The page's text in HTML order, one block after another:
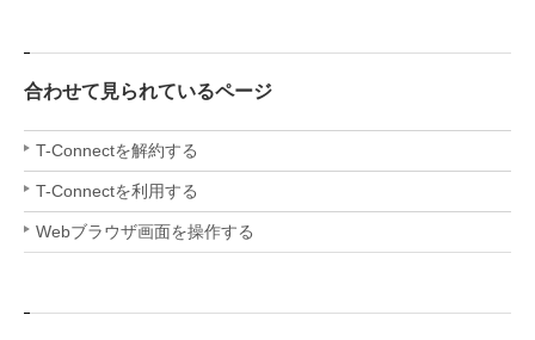
合わせて見られているページ
T-Connectを解約する
T-Connectを利用する
Webブラウザ画面を操作する